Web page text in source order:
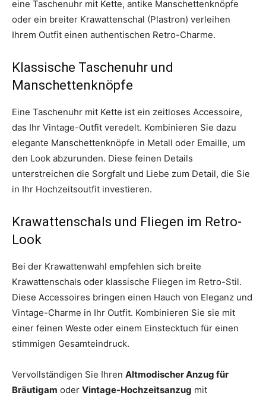
eine Taschenuhr mit Kette, antike Manschettenknöpfe
oder ein breiter Krawattenschal (Plastron) verleihen
Ihrem Outfit einen authentischen Retro-Charme.
Klassische Taschenuhr und
Manschettenknöpfe
Eine Taschenuhr mit Kette ist ein zeitloses Accessoire,
das Ihr Vintage-Outfit veredelt. Kombinieren Sie dazu
elegante Manschettenknöpfe in Metall oder Emaille, um
den Look abzurunden. Diese feinen Details
unterstreichen die Sorgfalt und Liebe zum Detail, die Sie
in Ihr Hochzeitsoutfit investieren.
Krawattenschals und Fliegen im Retro-
Look
Bei der Krawattenwahl empfehlen sich breite
Krawattenschals oder klassische Fliegen im Retro-Stil.
Diese Accessoires bringen einen Hauch von Eleganz und
Vintage-Charme in Ihr Outfit. Kombinieren Sie sie mit
einer feinen Weste oder einem Einstecktuch für einen
stimmigen Gesamteindruck.
Vervollständigen Sie Ihren Altmodischer Anzug für
Bräutigam oder Vintage-Hochzeitsanzug mit